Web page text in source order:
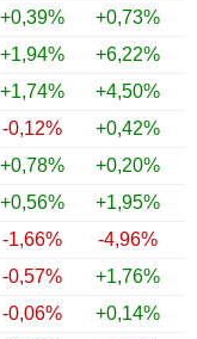
+0,39% +0,73%
+1,94% +6,22%
+1,74% +4,50%
-0,12% +0,42%
+0,78% +0,20%
+0,56% +1,95%
-1,66% -4,96%
-0,57% +1,76%
-0,06% +0,14%